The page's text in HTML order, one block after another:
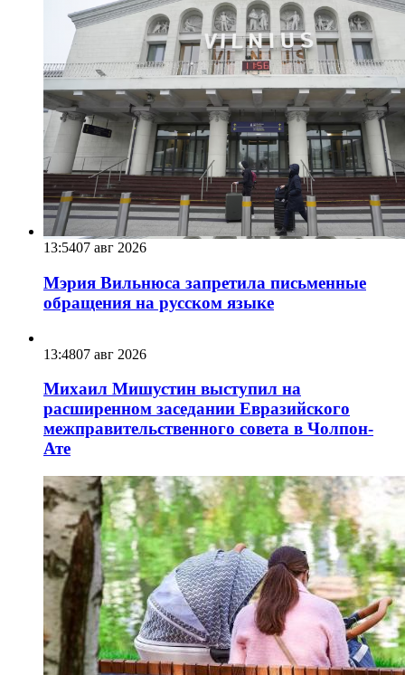
13:5407 авг 2026
Мэрия Вильнюса запретила письменные
обращения на русском языке
13:4807 авг 2026
Михаил Мишустин выступил на
расширенном заседании Евразийского
межправительственного совета в Чолпон-
Ате